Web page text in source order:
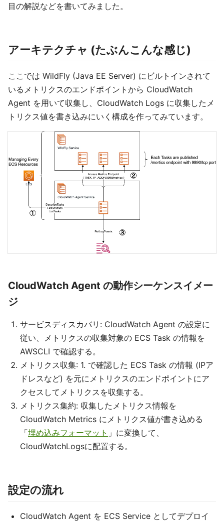
目の解説などを書いてみました。
アーキテクチャ (たぶんこんな感じ)
ここでは WildFly (Java EE Server) にビルトインされて
いるメトリクスのエンドポイントから CloudWatch
Agent を用いて収集し、CloudWatch Logs に収集したメ
トリクス値を書き込みにいく構成を作ってみています。
CloudWatch Agent の動作シーケンスイメー
ジ
サービスディスカバリ: CloudWatch Agent の設定に
従い、メトリクスの収集対象の ECS Task の情報を
AWSCLI で確認する。
メトリクス収集: 1. で確認した ECS Task の情報 (IPア
ドレスなど) を元にメトリクスのエンドポイントにア
クセスしてメトリクスを収集する。
メトリクス集約: 収集したメトリクス情報を
CloudWatch Metrics にメトリクス値が書き込める
「埋め込みフォーマット 」に変換して、
CloudWatchLogsに配置する。
設定の流れ
CloudWatch Agent を ECS Service としてデプロイ